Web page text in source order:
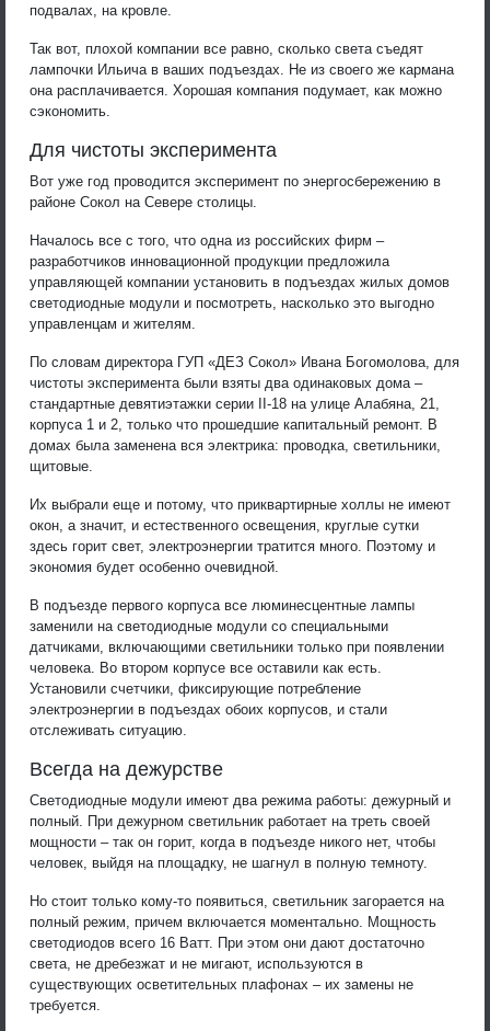
подвалах, на кровле.
Так вот, плохой компании все равно, сколько света съедят
лампочки Ильича в ваших подъездах. Не из своего же кармана
она расплачивается. Хорошая компания подумает, как можно
сэкономить.
Для чистоты эксперимента
Вот уже год проводится эксперимент по энергосбережению в
районе Сокол на Севере столицы.
Началось все с того, что одна из российских фирм –
разработчиков инновационной продукции предложила
управляющей компании установить в подъездах жилых домов
светодиодные модули и посмотреть, насколько это выгодно
управленцам и жителям.
По словам директора ГУП «ДЕЗ Сокол» Ивана Богомолова, для
чистоты эксперимента были взяты два одинаковых дома –
стандартные девятиэтажки серии II-18 на улице Алабяна, 21,
корпуса 1 и 2, только что прошедшие капитальный ремонт. В
домах была заменена вся электрика: проводка, светильники,
щитовые.
Их выбрали еще и потому, что приквартирные холлы не имеют
окон, а значит, и естественного освещения, круглые сутки
здесь горит свет, электроэнергии тратится много. Поэтому и
экономия будет особенно очевидной.
В подъезде первого корпуса все люминесцентные лампы
заменили на светодиодные модули со специальными
датчиками, включающими светильники только при появлении
человека. Во втором корпусе все оставили как есть.
Установили счетчики, фиксирующие потребление
электроэнергии в подъездах обоих корпусов, и стали
отслеживать ситуацию.
Всегда на дежурстве
Светодиодные модули имеют два режима работы: дежурный и
полный. При дежурном светильник работает на треть своей
мощности – так он горит, когда в подъезде никого нет, чтобы
человек, выйдя на площадку, не шагнул в полную темноту.
Но стоит только кому-то появиться, светильник загорается на
полный режим, причем включается моментально. Мощность
светодиодов всего 16 Ватт. При этом они дают достаточно
света, не дребезжат и не мигают, используются в
существующих осветительных плафонах – их замены не
требуется.